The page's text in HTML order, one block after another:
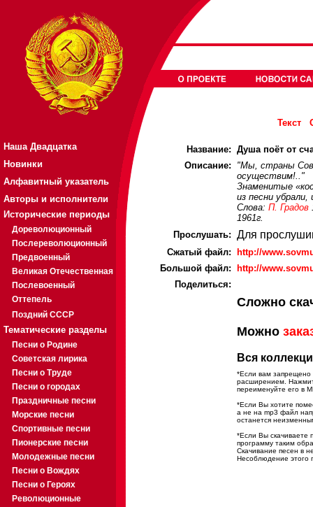
Наша Двадцатка
Новинки
Алфавитный указатель
Авторы и исполнители
Исторические периоды
Дореволюционный
Послереволюционный
Предвоенный
Великая Отечественная
Послевоенный
Оттепель
Поздний СССР
Тематические разделы
Песни о Родине
Советская лирика
Песни о Труде
Песни о городах
Праздничные песни
Морские песни
Спортивные песни
Пионерские песни
Молодежные песни
Песни о Вождях
Песни о Героях
Революционные
Текст
Название: Душа поёт от
Описание:
"Мы, страны
осуществим!.."
Знаменитые
из песни
Слова: П. Градов
1961г.
Прослушать: Для
Cжатый файл:
http://
Большой файл:
http://
Поделиться:
Сложно
Можно
Вся
*Если вам запрещено
расширением.
переименуйте его в
*Если Вы хотите
а не на mp3 файл
останется
*Если Вы скачиваете
программу таким
Скачивание песен в
Несоблюдение этого